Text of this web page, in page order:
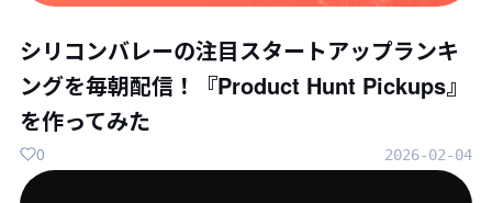
シリコンバレーの注目スタートアップランキ
ングを毎朝配信！『Product Hunt Pickups』
を作ってみた
2026-02-04
0